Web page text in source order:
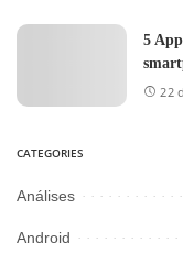
5
22
CATEGORIES
Análises
Android